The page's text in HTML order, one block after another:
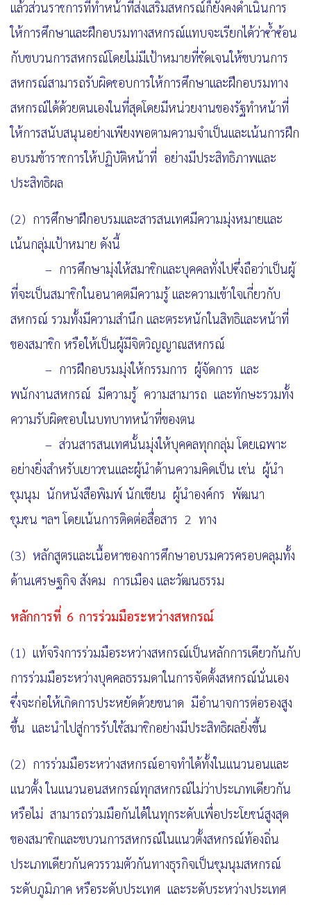
แล้วส่วนราชการที่ทำหน้าที่ส่งเสริมสหกรณ์ก็ยังคงดำเนินการ
ให้การศึกษาและฝึกอบรมทางสหกรณ์แทบจะเรียกได้ว่าซ้ำซ้อน
กับขบวนการสหกรณ์โดยไม่มีเป้าหมายที่ชัดเจนให้ขบวนการ
สหกรณ์สามารถรับผิดชอบการให้การศึกษาและฝึกอบรมทาง
สหกรณ์ได้ด้วยตนเองในที่สุดโดยมีหน่วยงานของรัฐทำหน้าที่
ให้การสนับสนุนอย่างเพียงพอตามความจำเป็นและเน้นการฝึก
อบรมข้าราชการให้ปฏิบัติหน้าที่ อย่างมีประสิทธิภาพและ
ประสิทธิผล
(2) การศึกษาฝึกอบรมและสารสนเทศมีความมุ่งหมายและ
เน้นกลุ่มเป้าหมาย ดังนี้
– การศึกษามุ่งให้สมาชิกและบุคคลทั่งไปซึ่งถือว่าเป็นผู้
ที่จะเป็นสมาชิกในอนาคตมีความรู้ และความเข้าใจเกี่ยวกับ
สหกรณ์ รวมทั้งมีความสำนึก และตระหนักในสิทธิและหน้าที่
ของสมาชิก หรือให้เป็นผู้มีจิตวิญญาณสหกรณ์
– การฝึกอบรมมุ่งให้กรรมการ ผู้จัดการ และ
พนักงานสหกรณ์ มีความรู้ ความสามารถ และทักษะรวมทั้ง
ความรับผิดชอบในบทบาทหน้าที่ของตน
– ส่วนสารสนเทศนั้นมุ่งให้บุคคลทุกกลุ่ม โดยเฉพาะ
อย่างยิ่งสำหรับเยาวชนและผู้นำด้านความคิดเป็น เช่น ผู้นำ
ชุมนุม นักหนังสือพิมพ์ นักเขียน ผู้นำองค์กร พัฒนา
ชุมชน ฯลฯ โดยเน้นการติดต่อสื่อสาร 2 ทาง
(3) หลักสูตรและเนื้อหาของการศึกษาอบรมควรครอบคลุมทั้ง
ด้านเศรษฐกิจ สังคม การเมือง และวัฒนธรรม
หลักการที่ 6 การร่วมมือระหว่างสหกรณ์
(1) แท้จริงการร่วมมือระหว่างสหกรณ์เป็นหลักการเดียวกันกับ
การร่วมมือระหว่างบุคคลธรรมดาในการจัดตั้งสหกรณ์นั่นเอง
ซึ่งจะก่อให้เกิดการประหยัดด้วยขนาด มีอำนาจการต่อรองสูง
ขึ้น และนำไปสู่การรับใช้สมาชิกอย่างมีประสิทธิผลยิ่งขึ้น
(2) การร่วมมือระหว่างสหกรณ์อาจทำได้ทั้งในแนวนอนและ
แนวตั้ง ในแนวนอนสหกรณ์ทุกสหกรณ์ไม่ว่าประเภทเดียวกัน
หรือไม่ สามารถร่วมมือกันได้ในทุกระดับเพื่อประโยชน์สูงสุด
ของสมาชิกและขบวนการสหกรณ์ในแนวตั้งสหกรณ์ท้องถิ่น
ประเภทเดียวกันควรรวมตัวกันทางธุรกิจเป็นชุมนุมสหกรณ์
ระดับภูมิภาค หรือระดับประเทศ และระดับระหว่างประเทศ